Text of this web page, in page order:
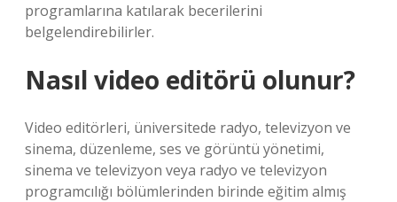
programlarına katılarak becerilerini
belgelendirebilirler.
Nasıl video editörü olunur?
Video editörleri, üniversitede radyo, televizyon ve
sinema, düzenleme, ses ve görüntü yönetimi,
sinema ve televizyon veya radyo ve televizyon
programcılığı bölümlerinden birinde eğitim almış